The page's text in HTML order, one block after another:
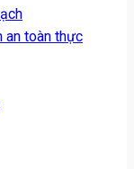
an toàn thực